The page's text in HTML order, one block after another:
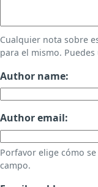
Cualquier nota sobre
para el mismo.
Author name:
Author email:
Porfavor elige cómo
campo.